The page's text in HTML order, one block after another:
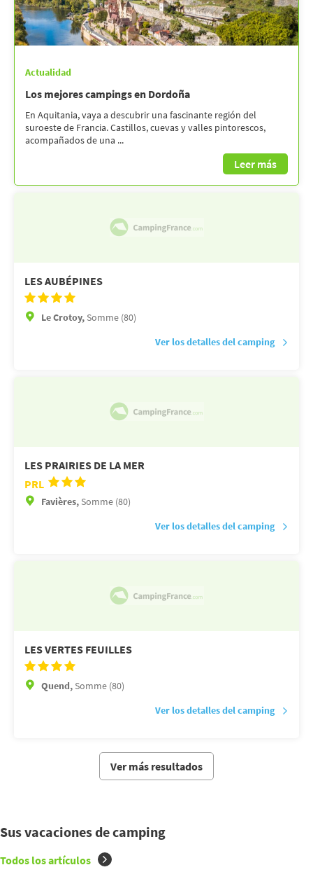
Actualidad
Los mejores campings en Dordoña
En Aquitania, vaya a descubrir una fascinante región del
suroeste de Francia. Castillos, cuevas y valles pintorescos,
acompañados de una ...
Leer más
LES AUBÉPINES
Le Crotoy, Somme (80)
Ver los detalles del camping
LES PRAIRIES DE LA MER
PRL
Favières, Somme (80)
Ver los detalles del camping
LES VERTES FEUILLES
Quend, Somme (80)
Ver los detalles del camping
Ver más resultados
Sus vacaciones de camping
Todos los artículos